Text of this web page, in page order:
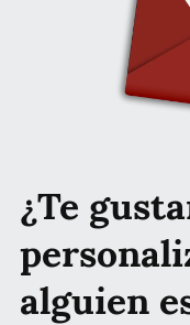
¿Te
alguien